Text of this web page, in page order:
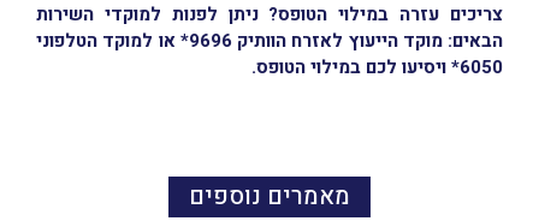
צריכים עזרה במילוי הטופס? ניתן לפנות למוקדי השירות
הבאים: מוקד הייעוץ לאזרח הוותיק 9696* או למוקד הטלפוני
6050* ויסיעו לכם במילוי הטופס.
מאמרים נוספים